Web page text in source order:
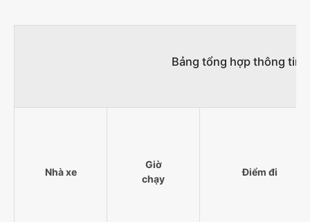
Bảng tổng hợp thông tin
Nhà xe
Giờ
chạy
Điểm đi